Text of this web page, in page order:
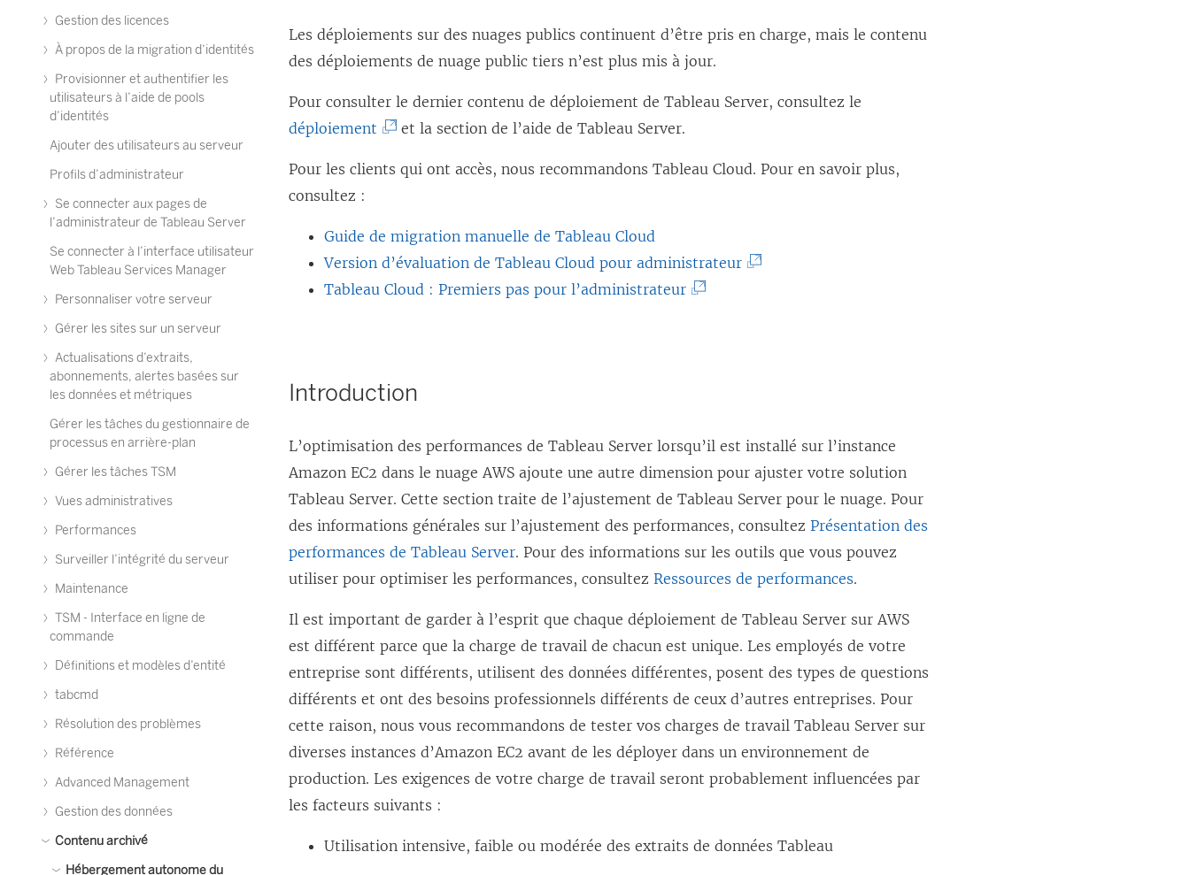
Gestion des licences
À propos de la migration d’identités
Provisionner et authentifier les
utilisateurs à l’aide de pools
d’identités
Ajouter des utilisateurs au serveur
Profils d’administrateur
Se connecter aux pages de
l’administrateur de Tableau Server
Se connecter à l’interface utilisateur
Web Tableau Services Manager
Personnaliser votre serveur
Gérer les sites sur un serveur
Actualisations d’extraits,
abonnements, alertes basées sur
les données et métriques
Gérer les tâches du gestionnaire de
processus en arrière-plan
Gérer les tâches TSM
Vues administratives
Performances
Surveiller l’intégrité du serveur
Maintenance
TSM - Interface en ligne de
commande
Définitions et modèles d’entité
tabcmd
Résolution des problèmes
Référence
Advanced Management
Gestion des données
Contenu archivé
Hébergement autonome du
Les déploiements sur des nuages publics continuent d’être pris en charge, mais le contenu
des déploiements de nuage public tiers n’est plus mis à jour.
Pour consulter le dernier contenu de déploiement de Tableau Server, consultez le
déploiement (
i
e
n
u
r
e
d
a
n
s
e
l
et la section de l’aide de Tableau Server.
Pour les clients qui ont accès, nous recommandonsTableau Cloud. Pour en savoir plus,
consultez :
Guide de migration manuelle de Tableau Cloud
Version d’évaluation de Tableau Cloud pour administrateur(
s
’
o
u
v
r
o
Tableau Cloud : Premiers pas pour l’administrateur(
n
s
’
o
u
v
n
Introduction
L’optimisation des performances de Tableau Server lorsqu’il est installé sur l’instance
Amazon EC2 dans le nuage AWS ajoute une autre dimension pour ajuster votre solution
Tableau Server. Cette section traite de l’ajustement de Tableau Server pour le nuage. Pour
des informations générales sur l’ajustement des performances, consultezPrésentation des
performances de Tableau Server. Pour des informations sur les outils que vous pouvez
utiliser pour optimiser les performances, consultezRessources de performances.
Il est important de garder à l’esprit que chaque déploiement de Tableau Server sur AWS
est différent parce que la charge de travail de chacun est unique. Les employés de votre
entreprise sont différents, utilisent des données différentes, posent des types de questions
différents et ont des besoins professionnels différents de ceux d’autres entreprises. Pour
cette raison, nous vous recommandons de tester vos charges de travail Tableau Server sur
diverses instances d’Amazon EC2 avant de les déployer dans un environnement de
production. Les exigences de votre charge de travail seront probablement influencées par
les facteurs suivants :
Utilisation intensive, faible ou modérée des extraits de données Tableau